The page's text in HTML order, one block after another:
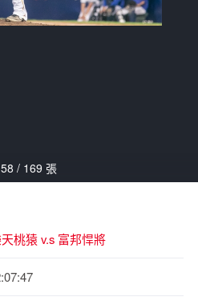
/ 169 張
桃猿 v.s 富邦悍將